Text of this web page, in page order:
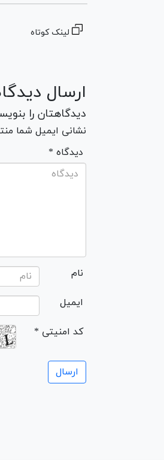
لینک کوتاه
ارسال
دیدگاهتان را
نشانی ایمیل شما
* دیدگاه
نام
ایمیل
* کد امنیتی